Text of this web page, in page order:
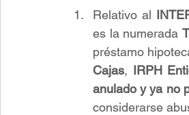
Relativo al
es la numerada
préstamo
Cajas, IRPH
anulado y ya no
considerarse